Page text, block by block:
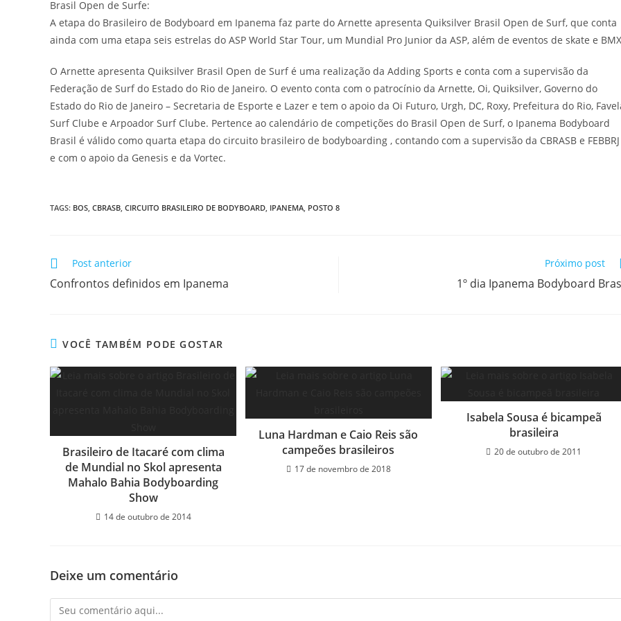
Brasil Open de Surfe:
A etapa do Brasileiro de Bodyboard em Ipanema faz parte do Arnette apresenta Quiksilver Brasil Open de Surf, que conta
ainda com uma etapa seis estrelas do ASP World Star Tour, um Mundial Pro Junior da ASP, além de eventos de skate e
O Arnette apresenta Quiksilver Brasil Open de Surf é uma realização da Adding Sports e conta com a supervisão da
Federação de Surf do Estado do Rio de Janeiro. O evento conta com o patrocínio da Arnette, Oi, Quiksilver, Governo do
Estado do Rio de Janeiro – Secretaria de Esporte e Lazer e tem o apoio da Oi Futuro, Urgh, DC, Roxy, Prefeitura do Rio,
Surf Clube e Arpoador Surf Clube. Pertence ao calendário de competições do Brasil Open de Surf, o Ipanema Bodyboard
Brasil é válido como quarta etapa do circuito brasileiro de bodyboarding , contando com a supervisão da CBRASB e FEBBRJ
e com o apoio da Genesis e da Vortec.
TAGS: BOS, CBRASB, CIRCUITO BRASILEIRO DE BODYBOARD, IPANEMA, POSTO 8
Leia
artigos
Post anterior
Confrontos definidos em Ipanema
Próximo post
1º dia Ipanema Bodyboard
VOCÊ TAMBÉM PODE GOSTAR
Brasileiro de Itacaré com clima
de Mundial no Skol apresenta
Mahalo Bahia Bodyboarding
Show
14 de outubro de 2014
Luna Hardman e Caio Reis são
campeões brasileiros
17 de novembro de 2018
Isabela Sousa é bicampeã
brasileira
20 de outubro de 2011
Deixe um comentário
Comentário